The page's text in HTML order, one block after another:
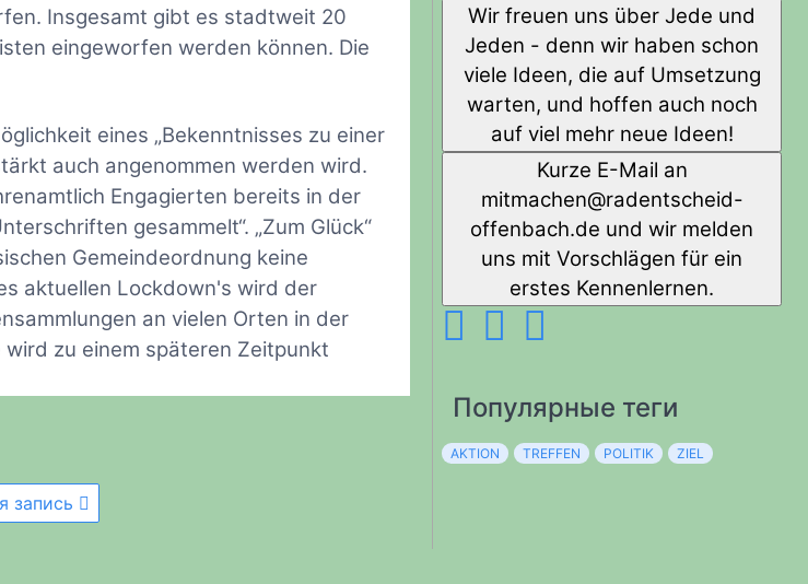
Insgesamt gibt es stadtweit 20
eingeworfen werden können. Die
eines „Bekenntnisses zu einer
auch angenommen werden wird.
Engagierten bereits in der
gesammelt“. „Zum Glück“
Gemeindeordnung keine
aktuellen Lockdown's wird der
an vielen Orten in der
zu einem späteren Zeitpunkt
запись
Wir freuen uns über Jede und
Jeden - denn wir haben schon
viele Ideen, die auf Umsetzung
warten, und hoffen auch noch
auf viel mehr neue Ideen!
Kurze E-Mail an
diehcstnedar@nehcamtim-
offenbach.de und wir melden
uns mit Vorschlägen für ein
erstes Kennenlernen.
Популярные теги
AKTION TREFFEN POLITIK ZIEL